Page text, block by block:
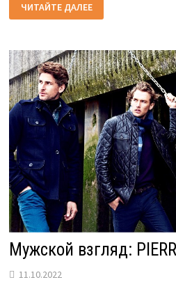
МОДНЫХ
ТРЕНДОВ
ВЫБОР
БРЕНДОВОЙ
ОДЕЖДЫ
ЧИТАЙТЕ ДАЛЕЕ
Мужской взгляд:
11.10.2022